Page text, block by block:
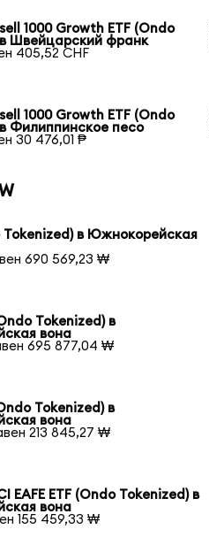
1000 Growth ETF (Ondo
Швейцарский франк
405,52 CHF
1000 Growth ETF (Ondo
Филиппинское песо
30 476,01 ₱
Tokenized) в Южнокорейская
690 569,23 ₩
Tokenized) в
вона
695 877,04 ₩
Tokenized) в
вона
213 845,27 ₩
EAFE ETF (Ondo Tokenized) в
вона
155 459,33 ₩